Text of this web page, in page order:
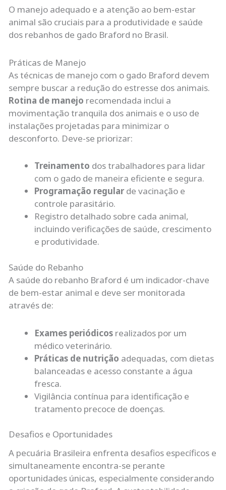
O manejo adequado e a atenção ao bem-estar
animal são cruciais para a produtividade e saúde
dos rebanhos de gado Braford no Brasil.
Práticas de Manejo
As técnicas de manejo com o gado Braford devem
sempre buscar a redução do estresse dos animais.
Rotina de manejo recomendada inclui a
movimentação tranquila dos animais e o uso de
instalações projetadas para minimizar o
desconforto. Deve-se priorizar:
Treinamento dos trabalhadores para lidar
com o gado de maneira eficiente e segura.
Programação regular de vacinação e
controle parasitário.
Registro detalhado sobre cada animal,
incluindo verificações de saúde, crescimento
e produtividade.
Saúde do Rebanho
A saúde do rebanho Braford é um indicador-chave
de bem-estar animal e deve ser monitorada
através de:
Exames periódicos realizados por um
médico veterinário.
Práticas de nutrição adequadas, com dietas
balanceadas e acesso constante a água
fresca.
Vigilância contínua para identificação e
tratamento precoce de doenças.
Desafios e Oportunidades
A pecuária Brasileira enfrenta desafios específicos e
simultaneamente encontra-se perante
oportunidades únicas, especialmente considerando